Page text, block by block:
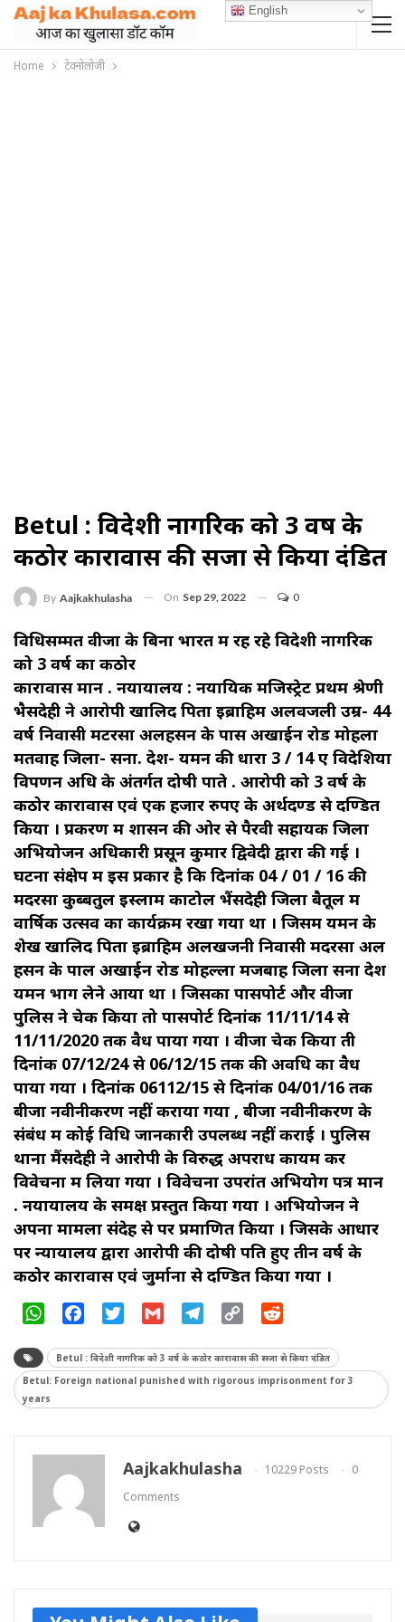
Home टेक्नोलोजी
Betul : विदेशी नागरिक को 3 वर्ष के
कठोर कारावास की सजा से किया दंडित
By Aajkakhulasha On Sep 29, 2022 0
विधिसम्मत वीजा के बिना भारत में रह रहे विदेशी नागरिक
को 3 वर्ष का कठोर
कारावास मान . नयायालय : नयायिक मजिस्ट्रेट प्रथम श्रेणी
भैसदेही ने आरोपी खालिद पिता इब्राहिम अलवजली उम्र- 44
वर्ष निवासी मटरसा अलहसन के पास अखाईन रोड मोहला
मतवाह जिला- सना. देश- यमन की धारा 3 / 14 ए विदेशियों
विपणन अधि के अंतर्गत दोषी पाते . आरोपी को 3 वर्ष के
कठोर कारावास एवं एक हजार रुपए के अर्थदण्ड से दण्डित
किया । प्रकरण में शासन की ओर से पैरवी सहायक जिला
अभियोजन अधिकारी प्रसून कुमार द्विवेदी द्वारा की गई ।
घटना संक्षेप में इस प्रकार है कि दिनांक 04 / 01 / 16 की
मदरसा कुब्बतुल इस्लाम काटोल भैंसदेही जिला बैतूल में
वार्षिक उत्सव का कार्यक्रम रखा गया था । जिसमें यमन के
शेख खालिद पिता इब्राहिम अलखजनी निवासी मदरसा अल
हसन के पाल अखाईन रोड मोहल्ला मजबाह जिला सना देश
यमन भाग लेने आया था । जिसका पासपोर्ट और वीजा
पुलिस ने चेक किया तो पासपोर्ट दिनांक 11/11/14 से
11/11/2020 तक वैध पाया गया । वीजा चेक किया ती
दिनांक 07/12/24 से 06/12/15 तक की अवधि का वैध
पाया गया । दिनांक 06112/15 से दिनांक 04/01/16 तक
बीजा नवीनीकरण नहीं कराया गया , बीजा नवीनीकरण के
संबंध में कोई विधि जानकारी उपलब्ध नहीं कराई । पुलिस
थाना मैंसदेही ने आरोपी के विरुद्ध अपराध कायम कर
विवेचना में लिया गया । विवेचना उपरांत अभियोग पत्र मान
. नयायालय के समक्ष प्रस्तुत किया गया । अभियोजन ने
अपना मामला संदेह से पर प्रमाणित किया । जिसके आधार
पर न्यायालय द्वारा आरोपी की दोषी पति हुए तीन वर्ष के
कठोर कारावास एवं जुर्माना से दण्डित किया गया ।
WhatsAppFacebookTwitter Gmail Telegram
Copy
Betul : विदेशी नागरिक को 3 वर्ष के कठोर कारावास की सजा से किया दंडित
Betul: Foreign national punished with rigorous imprisonment for 3
years
Aajkakhulasha 10229 Posts
0
Comments
English